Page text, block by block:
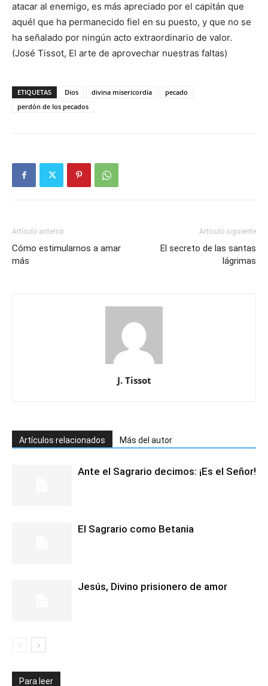
atacar al enemigo, es más apreciado por el capitán que
aquél que ha permanecido fiel en su puesto, y que no se
ha señalado por ningún acto extraordinario de valor.
(José Tissot, El arte de aprovechar nuestras faltas)
ETIQUETAS Dios divina misericordia
pecado
perdón de los pecados
Artículo anterior
Cómo estimularnos a amar
más
Artículo siguiente
El secreto de las santas
lágrimas
J. Tissot
Artículos relacionados Más del autor
Ante el Sagrario decimos: ¡Es el Señor!
El Sagrario como Betania
Jesús, Divino prisionero de amor
Para leer